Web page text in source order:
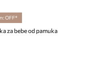
OFF*
za bebe od pamuka